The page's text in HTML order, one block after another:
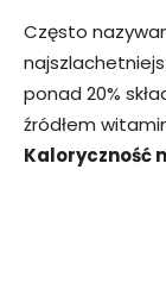
Często
ponad 20%
źródłem
Kaloryczność